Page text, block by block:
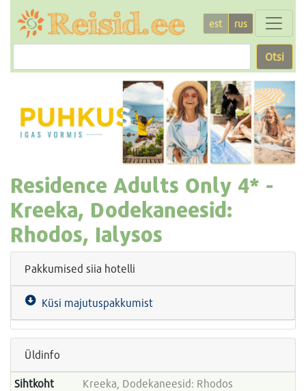
est rus
Otsi
Residence Adults Only 4* -
Kreeka, Dodekaneesid:
Rhodos, Ialysos
Pakkumised siia hotelli
Küsi majutuspakkumist
Üldinfo
Sihtkoht
Kreeka, Dodekaneesid: Rhodos